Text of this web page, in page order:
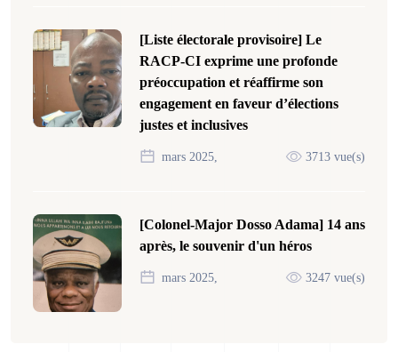
[Liste électorale provisoire] Le
RACP-CI exprime une profonde
préoccupation et réaffirme son
engagement en faveur d’élections
justes et inclusives
mars 2025, 3713 vue(s)
[Colonel-Major Dosso Adama] 14 ans
après, le souvenir d'un héros
mars 2025, 3247 vue(s)